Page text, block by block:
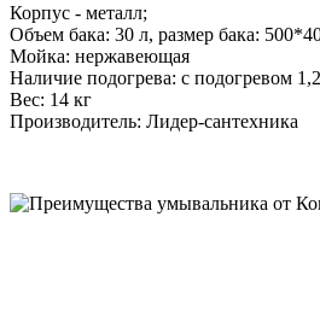
Корпус - металл;
Объем бака: 30 л, размер бака:
Мойка: нержавеющая
Наличие подогрева: с подогревом
Вес: 14 кг
Производитель: Лидер-сантехника